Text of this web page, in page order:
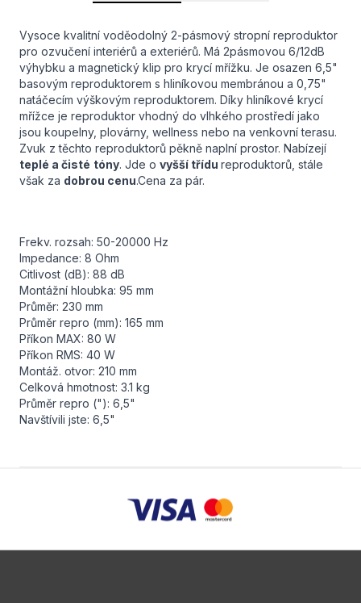
Vysoce kvalitní voděodolný 2-pásmový stropní reproduktor
pro ozvučení interiérů a exteriérů. Má 2pásmovou 6/12dB
výhybku a magnetický klip pro krycí mřížku. Je osazen 6,5"
basovým reproduktorem s hliníkovou membránou a 0,75"
natáčecím výškovým reproduktorem. Díky hliníkové krycí
mřížce je reproduktor vhodný do vlhkého prostředí jako
jsou koupelny, plovárny, wellness nebo na venkovní terasu.
Zvuk z těchto reproduktorů pěkně naplní prostor. Nabízejí
teplé a čisté tóny. Jde o vyšší třídu reproduktorů, stále
však za dobrou cenu.Cena za pár.
Frekv. rozsah: 50-20000 Hz
Impedance: 8 Ohm
Citlivost (dB): 88 dB
Montážní hloubka: 95 mm
Průměr: 230 mm
Průměr repro (mm): 165 mm
Příkon MAX: 80 W
Příkon RMS: 40 W
Montáž. otvor: 210 mm
Celková hmotnost: 3.1 kg
Průměr repro ("): 6,5"
Navštívili jste: 6,5"